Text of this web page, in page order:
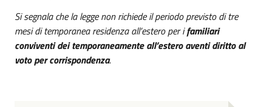
Si segnala che la legge non richiede il periodo previsto di tre
mesi di temporanea residenza all’estero per ifamiliari
conviventi dei temporaneamente all’estero aventi diritto al
voto per corrispondenza.